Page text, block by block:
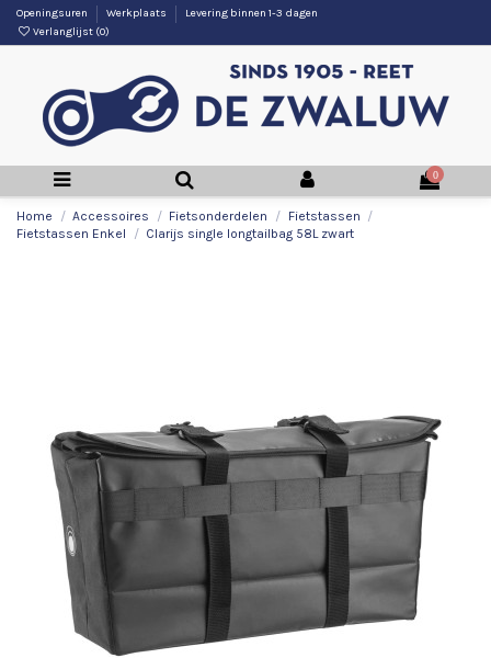
Openingsuren Werkplaats
Levering binnen 1-3 dagen
Verlanglijst (0)
0
Home Accessoires Fietsonderdelen
Fietstassen
Fietstassen Enkel
Clarijs single longtailbag 58L zwart